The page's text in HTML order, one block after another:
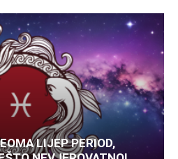
LIJEP PERIOD,